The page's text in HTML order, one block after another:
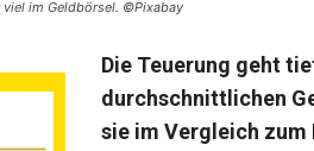
viel im Geldbörsel. ©Pixabay
Die Teuerung geht
durchschnittlichen
sie im Vergleich zum